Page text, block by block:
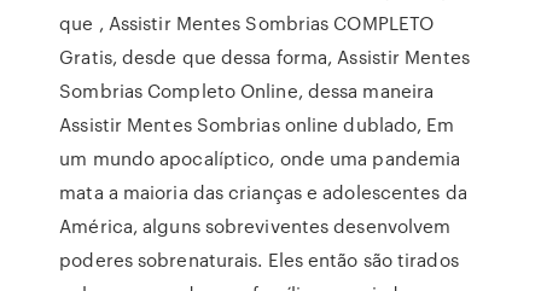
que , Assistir Mentes Sombrias COMPLETO
Gratis, desde que dessa forma, Assistir Mentes
Sombrias Completo Online, dessa maneira
Assistir Mentes Sombrias online dublado, Em
um mundo apocalíptico, onde uma pandemia
mata a maioria das crianças e adolescentes da
América, alguns sobreviventes desenvolvem
poderes sobrenaturais. Eles então são tirados